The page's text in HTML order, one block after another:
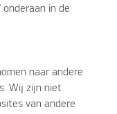
in de
naar andere
Wij zijn niet
van andere